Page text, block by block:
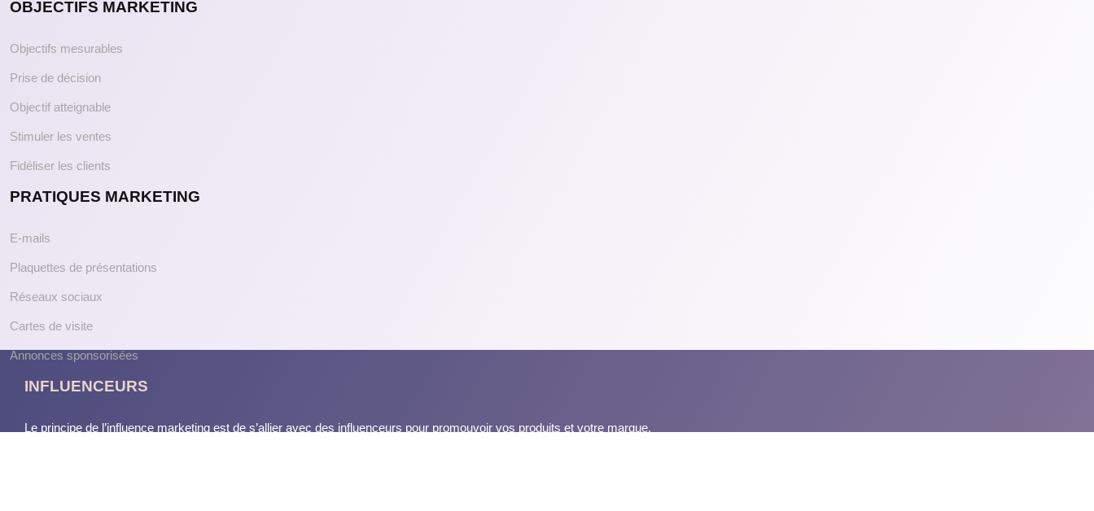
OBJECTIFS MARKETING
Objectifs mesurables
Prise de décision
Objectif atteignable
Stimuler les ventes
Fidéliser les clients
PRATIQUES MARKETING
E-mails
Plaquettes de présentations
Réseaux sociaux
Cartes de visite
Annonces sponsorisées
INFLUENCEURS
Le principe de l’influence marketing est de s’allier avec des influenceurs pour promouvoir vos produits et votre marque.